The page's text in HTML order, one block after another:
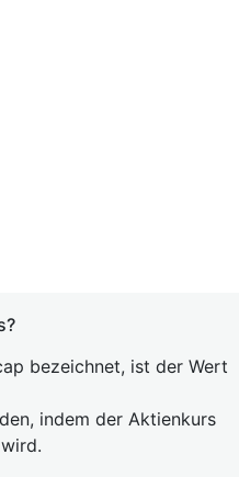
bezeichnet, ist der Wert
indem der Aktienkurs